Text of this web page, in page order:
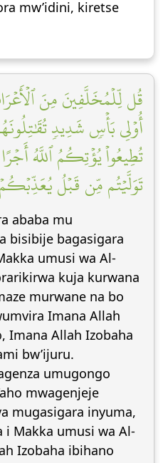
mw’idini, kiretse
قُل لِّلۡمُخَلَّفِينَ مِنَ
أُوْلِي بَأۡسٖ شَدِيدٖ
تُطِيعُواْ يُؤۡتِكُمُ ٱللَّهُ
تَوَلَّيۡتُم مِّن قَبۡلُ يُعَذِّبۡكُمۡ
ababa mu
bisibije bagasigara
umusi wa Al-
kuja kurwana
murwane na bo
Imana Allah
Imana Allah Izobaha
bw’ijuru.
umugongo
mwagenjeje
mugasigara inyuma,
i Makka umusi wa Al-
Izobaha ibihano